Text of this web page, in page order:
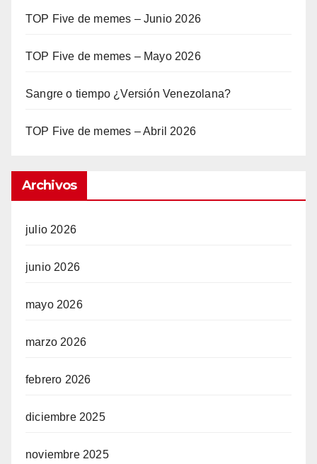
TOP Five de memes – Junio 2026
TOP Five de memes – Mayo 2026
Sangre o tiempo ¿Versión Venezolana?
TOP Five de memes – Abril 2026
Archivos
julio 2026
junio 2026
mayo 2026
marzo 2026
febrero 2026
diciembre 2025
noviembre 2025